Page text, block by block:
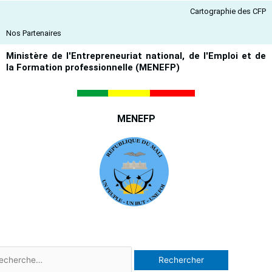
contenu
Cartographie des CFP
Nos Partenaires
Ministère de l'Entrepreneuriat national, de l'Emploi et de
la Formation professionnelle (MENEFP)
MENEFP